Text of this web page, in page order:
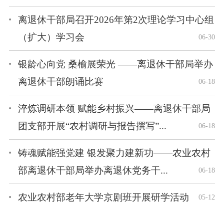
离退休干部局召开2026年第2次理论学习中心组
（扩大）学习会
06-30
银龄心向党 桑榆展荣光 ——离退休干部局举办
离退休干部朗诵比赛
06-18
淬炼调研本领 赋能乡村振兴——离退休干部局
团支部开展“农村调研与报告撰写”...
06-18
铸魂赋能强党建 银发聚力建新功——农业农村
部离退休干部局举办离退休党务干...
06-18
农业农村部老年大学京剧班开展研学活动 05-12